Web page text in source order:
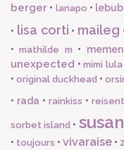
berger • lanapo •
• lisa corti • maileg
•mathilde m •
unexpected •mimi lula
•original duckhead •
• rada • rainkiss •
sorbet island •
• toujours • vivaraise •